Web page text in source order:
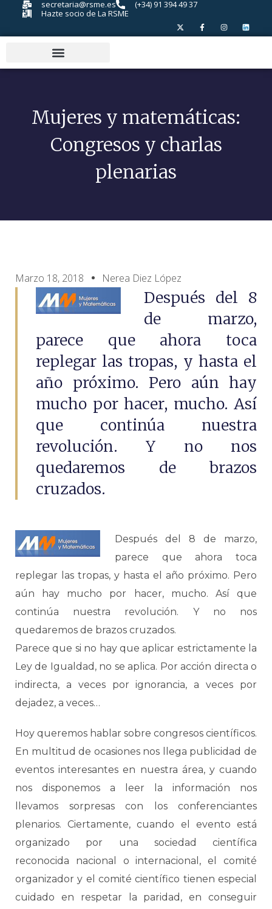
secretaria@rsme.es
(+34) 91 394 49 37
Hazte socio de La RSME
Mujeres y matemáticas:
Congresos y charlas
plenarias
Marzo 18, 2018 Nerea Diez López
Después del 8
de marzo,
parece que ahora toca
replegar las tropas, y hasta el
año próximo. Pero aún hay
mucho por hacer, mucho. Así
que continúa nuestra
revolución. Y no nos
quedaremos de brazos
cruzados.
Después del 8 de marzo,
parece que ahora toca
replegar las tropas, y hasta el año próximo. Pero
aún hay mucho por hacer, mucho. Así que
continúa nuestra revolución. Y no nos
quedaremos de brazos cruzados.
Parece que si no hay que aplicar estrictamente la
Ley de Igualdad, no se aplica. Por acción directa o
indirecta, a veces por ignorancia, a veces por
dejadez, a veces…
Hoy queremos hablar sobre congresos científicos.
En multitud de ocasiones nos llega publicidad de
eventos interesantes en nuestra área, y cuando
nos disponemos a leer la información nos
llevamos sorpresas con los conferenciantes
plenarios. Ciertamente, cuando el evento está
organizado por una sociedad científica
reconocida nacional o internacional, el comité
organizador y el comité científico tienen especial
cuidado en respetar la paridad, en conseguir